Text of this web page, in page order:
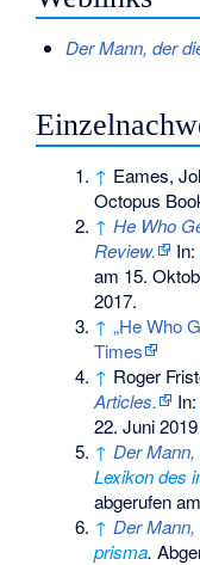
Der Mann, der
↑ Eames,
Octopus
↑ He Who
Review.
In:
am 15.
2017.
↑ „He Who
Times
↑ Roger
Articles.
In:
22. Juni 2019
↑ Der
Lexikon des
abgerufen
↑ Der
prisma.